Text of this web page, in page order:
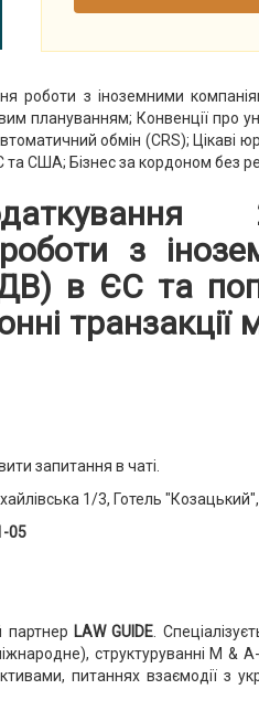
роботи з іноземними
плануванням; Конвенції про
обмін (CRS); Цікаві
та США; Бізнес за кордоном без
з
в ЄС та
запитання в чаті.
1/3, Готель
05
партнер LAW GUIDE .
структуруванні M &
питаннях взаємодії з